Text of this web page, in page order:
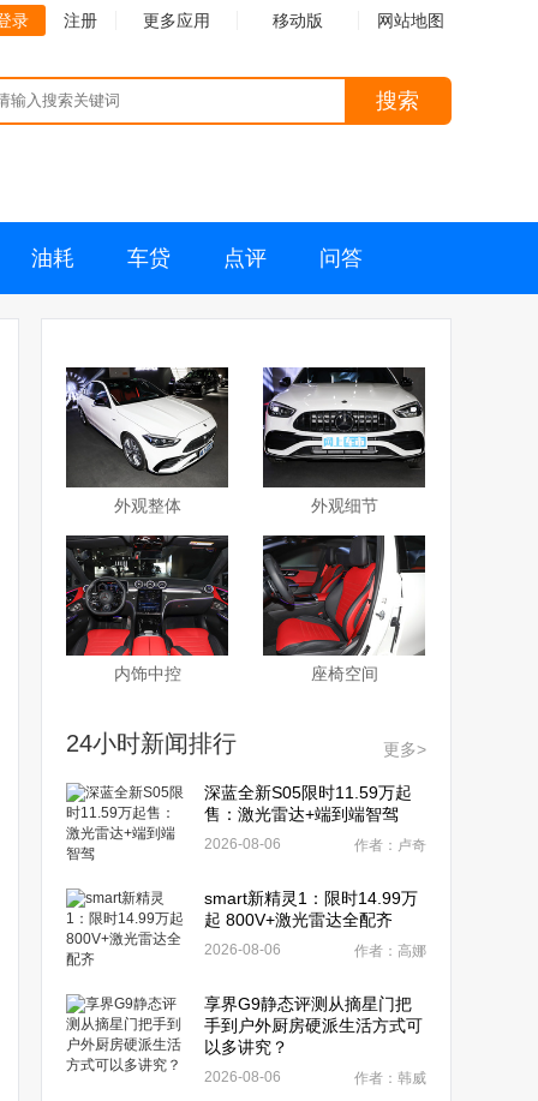
录 注册 更多应用 移动版 网站地图
搜索
油耗 车贷 点评 问答
外观整体 外观细节
内饰中控 座椅空间
24小时新闻排行 更多>
深蓝全新S05限时11.59万起
售：激光雷达+端到端智驾
2026-08-06 作者：卢奇
smart新精灵1：限时14.99万
起 800V+激光雷达全配齐
2026-08-06 作者：高娜
享界G9静态评测从摘星门把
手到户外厨房硬派生活方式可
以多讲究？
2026-08-06 作者：韩威